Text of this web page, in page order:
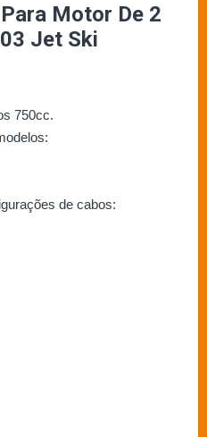
Motor De 2
Jet Ski
750cc.
de cabos: